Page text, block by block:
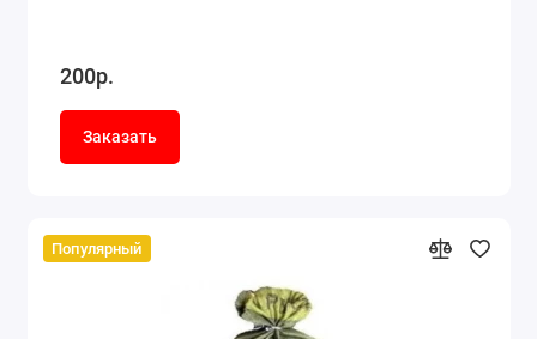
200р.
Заказать
Популярный